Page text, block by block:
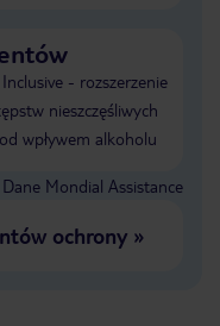
- rozszerzenie
nieszczęśliwych
wpływem alkoholu
Dane Mondial Assistance
ochrony»